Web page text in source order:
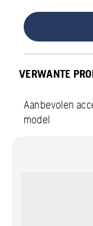
VERWANTE
Aanbevolen
model